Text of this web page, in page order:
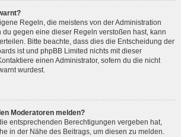
Regeln, die meistens von der Administration
du gegen eine dieser Regeln verstoßen hast, kann
Bitte beachte, dass dies die Entscheidung der
ist und phpBB Limited nichts mit dieser
einen Administrator, sofern du die nicht
wurdest.
Moderatoren melden?
entsprechenden Berechtigungen vergeben hat,
in der Nähe des Beitrags, um diesen zu melden.